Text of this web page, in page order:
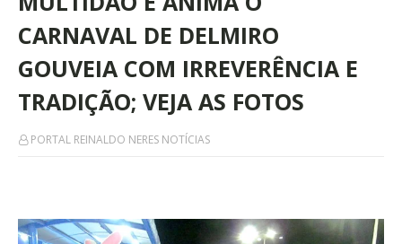
CARNAVAL DE DELMIRO
GOUVEIA COM IRREVERÊNCIA E
TRADIÇÃO; VEJA AS FOTOS
PORTAL REINALDO NERES NOTÍCIAS